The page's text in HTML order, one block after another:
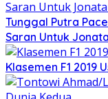
Tunggal Putra
Saran Untuk
Klasemen F1 2019